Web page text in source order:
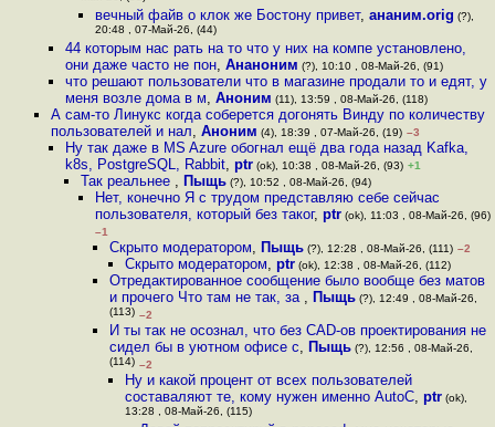
вечный файв о клок же Бостону привет, ананим.orig (?),
20:48 , 07-Май-26, (44)
44 которым нас рать на то что у них на компе установлено,
они даже часто не пон,Ананоним (?), 10:10 , 08-Май-26, (91)
что решают пользователи что в магазине продали то и едят, у
меня возле дома в м,Аноним (11), 13:59 , 08-Май-26, (118)
А сам-то Линукс когда соберется догонять Винду по количеству
пользователей и нал, Аноним (4), 18:39 , 07-Май-26, (19) –3
Ну так даже в MS Azure обогнал ещё два года назад Kafka,
k8s, PostgreSQL, Rabbit,ptr (ok), 10:38 , 08-Май-26, (93) +1
Так реальнее , Пыщь(?), 10:52 , 08-Май-26, (94)
Нет, конечно Я с трудом представляю себе сейчас
пользователя, который без таког, ptr(ok), 11:03 , 08-Май-26, (96)
–1
Скрыто модератором, Пыщь (?), 12:28 , 08-Май-26, (111) –2
Скрыто модератором, ptr(ok), 12:38 , 08-Май-26, (112)
Отредактированное сообщение было вообще без матов
и прочего Что там не так, за , Пыщь (?), 12:49 , 08-Май-26,
(113) –2
И ты так не осознал, что без CAD-ов проектирования не
сидел бы в уютном офисе с, Пыщь (?), 12:56 , 08-Май-26,
(114) –2
Ну и какой процент от всех пользователей
составаляют те, кому нужен именно AutoC, ptr(ok),
13:28 , 08-Май-26, (115)